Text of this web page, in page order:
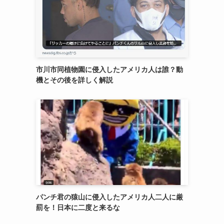
市川市同植物園に侵入したアメリカ人は誰？動
機とその後を詳しく解説
パンチ君の猿山に侵入したアメリカ人二人に厳
罰を！日本に二度と来るな